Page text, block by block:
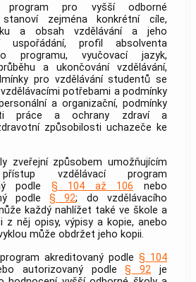
program pro vyšší odborné
stanoví zejména konkrétní cíle,
a obsah vzdělávání a jeho
uspořádání, profil absolventa
programu, vyučovací jazyk,
a ukončování vzdělávání,
pro vzdělávání studentů se
potřebami a podmínky
a organizační, podmínky
práce a ochrany zdraví a
způsobilosti uchazeče ke
zveřejní způsobem umožňujícím
vzdělávací program
podle § 104 až 106 nebo
podle§ 92; do vzdělávacího
každý nahlížet také ve škole a
z něj opisy, výpisy a kopie, anebo
může obdržet jeho kopii.
akreditovaný podle§ 104
autorizovaný podle§ 92 je